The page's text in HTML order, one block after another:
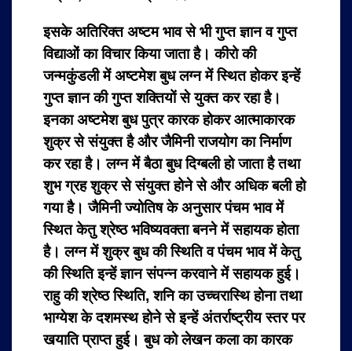
इसके अतिरिक्त अष्टम भाव से भी गुप्त ज्ञान व गुप्त
विद्याओं का विचार किया जाता है। कीरो की
जन्मकुंडली में अष्टमेश बुध लग्न में स्थित होकर इन्हें
गुप्त ज्ञान की गुप्त शक्तियों से युक्त कर रहा है।
इनका अष्टमेश बुध पुत्र कारक होकर आत्माकारक
शुक्र से संयुक्त है और जैमिनी राजयोग का निर्माण
कर रहा है। लग्न में बैठा बुध दिग्बली हो जाता है तथा
शुभ ग्रह शुक्र से संयुक्त होने से और अधिक बली हो
गया है। जैमिनी ज्योतिष के अनुसार पंचम भाव में
स्थित केतु श्रेष्ठ भविष्यवक्ता बनने में सहायक होता
है। लग्न में शुक्र बुध की स्थिति व पंचम भाव में केतु
की स्थिति इन्हें ज्ञान संपन्न करवाने में सहायक हुई।
राहु की श्रेष्ठ स्थिति, शनि का उच्चरास्थि होना तथा
भाग्येश के दशमस्थ होने से इन्हें अंतर्राष्ट्रीय स्तर पर
खयाति प्राप्त हुई। बुध को लेखन कला का कारक